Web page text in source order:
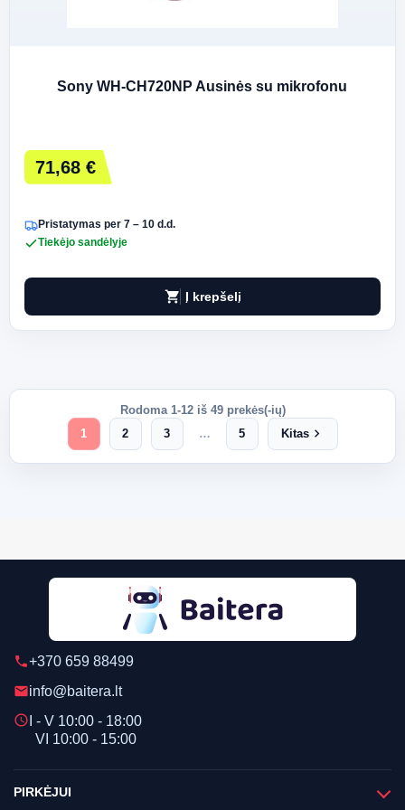
Sony WH-CH720NP Ausinės su mikrofonu
71,68 €
Pristatymas per 7 – 10 d.d.
Tiekėjo sandėlyje
shopping_cart Į krepšelį
Rodoma 1-12 iš 49 prekės(-ių)
1
2 3 … 5 Kitaschevron_right
phone+370 659 88499
emailinfo@baitera.lt
schedule I - V 10:00 - 18:00
VI 10:00 - 15:00
PIRKĖJUI